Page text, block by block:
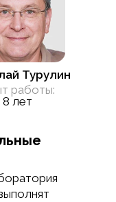
Турулин
работы:
8 лет